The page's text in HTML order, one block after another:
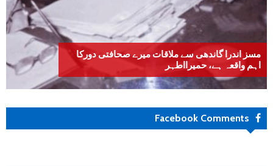
مسز اندرا گاندھی سے ملاقات میرے صحافتی دورکا
اہم واقعہ ہے، حمیرااطہر
Facebook Comments